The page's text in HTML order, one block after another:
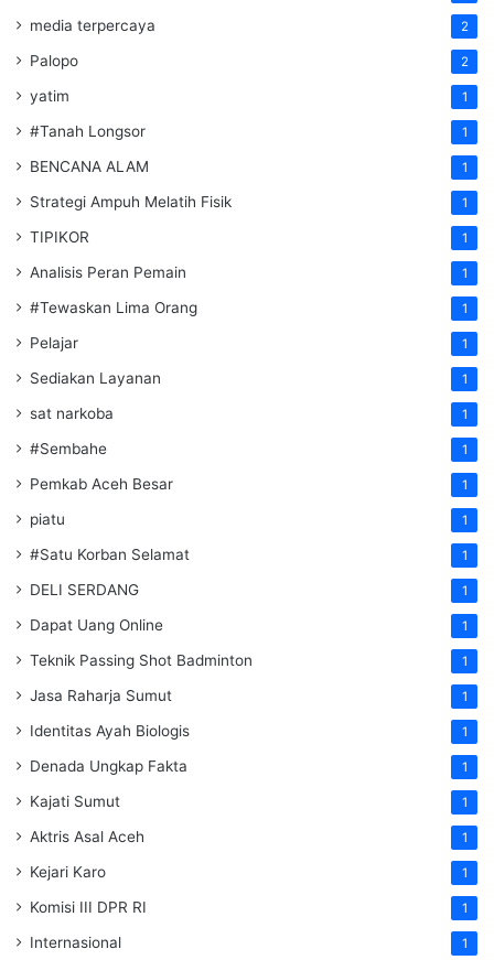
media terpercaya 2
Palopo 2
yatim 1
#Tanah Longsor 1
BENCANA ALAM 1
Strategi Ampuh Melatih Fisik 1
TIPIKOR 1
Analisis Peran Pemain 1
#Tewaskan Lima Orang 1
Pelajar 1
Sediakan Layanan 1
sat narkoba 1
#Sembahe 1
Pemkab Aceh Besar 1
piatu 1
#Satu Korban Selamat 1
DELI SERDANG 1
Dapat Uang Online 1
Teknik Passing Shot Badminton 1
Jasa Raharja Sumut 1
Identitas Ayah Biologis 1
Denada Ungkap Fakta 1
Kajati Sumut 1
Aktris Asal Aceh 1
Kejari Karo 1
Komisi III DPR RI 1
Internasional 1